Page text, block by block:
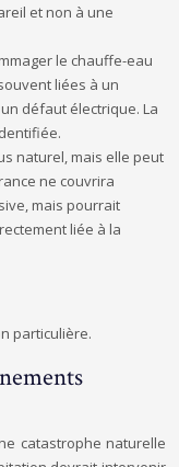
et non à une
le chauffe-eau
liées à un
défaut électrique. La
naturel, mais elle peut
ne couvrira
mais pourrait
liée à la
particulière.
catastrophe naturelle